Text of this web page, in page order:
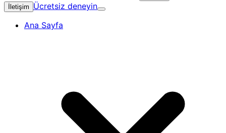
İletişim
Ücretsiz deneyin
Ana Sayfa